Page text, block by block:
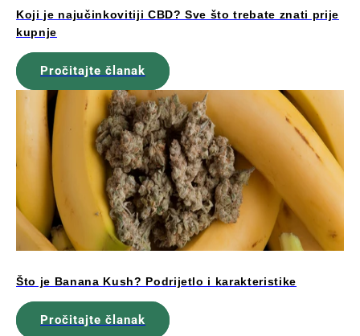
Koji je najučinkovitiji CBD? Sve što trebate znati prije
kupnje
Pročitajte članak
Što je Banana Kush? Podrijetlo i karakteristike
Pročitajte članak